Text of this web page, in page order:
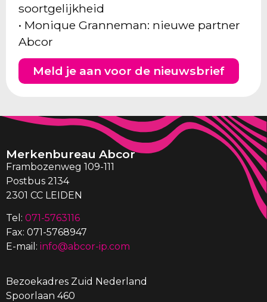
soortgelijkheid
• Monique Granneman: nieuwe partner
Abcor
Meld je aan voor de nieuwsbrief
Merkenbureau Abcor
Frambozenweg 109-111
Postbus 2134
2301 CC LEIDEN
Tel: 071-5763116
Fax: 071-5768947
E-mail: info@abcor-ip.com
Bezoekadres Zuid Nederland
Spoorlaan 460